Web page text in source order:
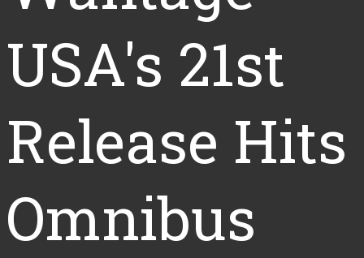
USA's 21st
Release Hits
Omnibus